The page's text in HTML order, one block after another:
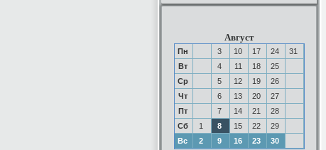
Август
Пн 3 10 17 24
31
Вт
4 11 18
25
Ср
5 12 19
26
Чт
6 13 20
27
Пт
7 14 21
28
Сб
1 8 15 22
29
Вс
2 9 16 23 30